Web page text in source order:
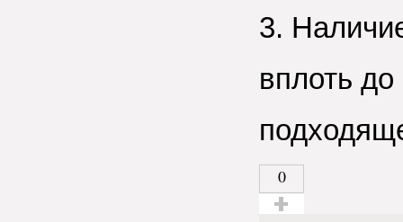
3.
вплоть
0